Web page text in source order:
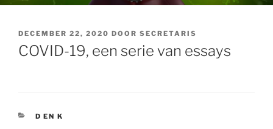
GEPLAATST
OP
DECEMBER 22, 2020 DOOR SECRETARIS
COVID-19, een serie van essays
CATEGORIEËN
D EN K